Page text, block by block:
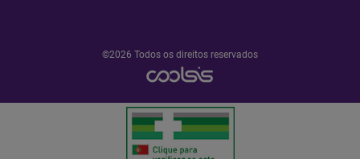
©2026 Todos os direitos reservados